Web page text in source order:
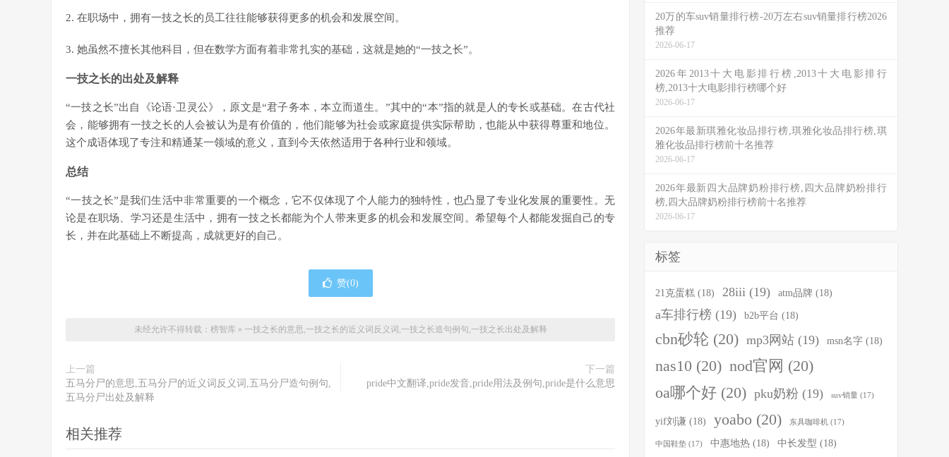
2. 在职场中，拥有一技之长的员工往往能够获得更多的机会和发展空间。
3. 她虽然不擅长其他科目，但在数学方面有着非常扎实的基础，这就是她的“一技之长”。
一技之长的出处及解释
“一技之长”出自《论语·卫灵公》，原文是“君子务本，本立而道生。”其中的“本”指的就是人的专长或基础。在古代社
会，能够拥有一技之长的人会被认为是有价值的，他们能够为社会或家庭提供实际帮助，也能从中获得尊重和地位。
这个成语体现了专注和精通某一领域的意义，直到今天依然适用于各种行业和领域。
总结
“一技之长”是我们生活中非常重要的一个概念，它不仅体现了个人能力的独特性，也凸显了专业化发展的重要性。无
论是在职场、学习还是生活中，拥有一技之长都能为个人带来更多的机会和发展空间。希望每个人都能发掘自己的专
长，并在此基础上不断提高，成就更好的自己。
赞(0)
未经允许不得转载： 榜智库» 一技之长的意思,一技之长的近义词反义词,一技之长造句例句,一技之长出处及解释
上一篇
五马分尸的意思,五马分尸的近义词反义词,五马分尸造句例句,
五马分尸出处及解释
下一篇
pride中文翻译,pride发音,pride用法及例句,pride是什么意思
相关推荐
20万的车suv销量排行榜-20万左右suv销量排行榜2026
推荐
2026-06-17
2026年2013十大电影排行榜,2013十大电影排行
榜,2013十大电影排行榜哪个好
2026-06-17
2026年最新琪雅化妆品排行榜,琪雅化妆品排行榜,琪
雅化妆品排行榜前十名推荐
2026-06-17
2026年最新四大品牌奶粉排行榜,四大品牌奶粉排行
榜,四大品牌奶粉排行榜前十名推荐
2026-06-17
标签
21克蛋糕 (18) 28iii (19) atm品牌 (18)
a车排行榜 (19) b2b平台 (18)
cbn砂轮 (20) mp3网站 (19) msn名字 (18)
nas10 (20) nod官网 (20)
oa哪个好 (20) pku奶粉 (19) suv销量 (17)
yif刘谦 (18) yoabo (20) 东具咖啡机 (17)
中国鞋垫 (17) 中惠地热 (18) 中长发型 (18)